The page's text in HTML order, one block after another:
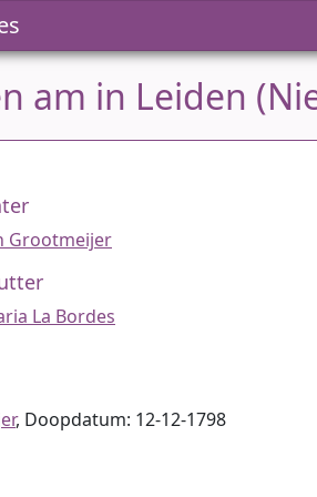
am in Leiden
Grootmeijer
La Bordes
, Doopdatum: 12-12-1798